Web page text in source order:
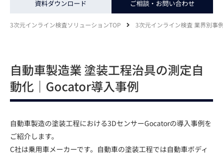
資料ダウンロード ご相談・お問い合わせ
3次元インライン検査ソリューションTOP 3次元インライン検査 業界別事
自動車製造業 塗装工程治具の測定自
動化｜Gocator導入事例
自動車製造の塗装工程における3DセンサーGocatorの導入事例を
ご紹介します。
C社は乗用車メーカーです。自動車の塗装工程では自動車ボディ